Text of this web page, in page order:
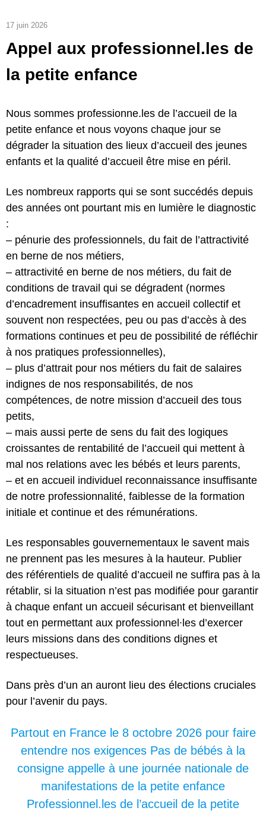
17 juin 2026
Appel aux professionnel.les de
la petite enfance
Nous sommes professionne.les de l’accueil de la
petite enfance et nous voyons chaque jour se
dégrader la situation des lieux d’accueil des jeunes
enfants et la qualité d’accueil être mise en péril.
Les nombreux rapports qui se sont succédés depuis
des années ont pourtant mis en lumière le diagnostic
:
– pénurie des professionnels, du fait de l’attractivité
en berne de nos métiers,
– attractivité en berne de nos métiers, du fait de
conditions de travail qui se dégradent (normes
d’encadrement insuffisantes en accueil collectif et
souvent non respectées, peu ou pas d’accès à des
formations continues et peu de possibilité de réfléchir
à nos pratiques professionnelles),
– plus d’attrait pour nos métiers du fait de salaires
indignes de nos responsabilités, de nos
compétences, de notre mission d’accueil des tous
petits,
– mais aussi perte de sens du fait des logiques
croissantes de rentabilité de l’accueil qui mettent à
mal nos relations avec les bébés et leurs parents,
– et en accueil individuel reconnaissance insuffisante
de notre professionnalité, faiblesse de la formation
initiale et continue et des rémunérations.
Les responsables gouvernementaux le savent mais
ne prennent pas les mesures à la hauteur. Publier
des référentiels de qualité d’accueil ne suffira pas à la
rétablir, si la situation n’est pas modifiée pour garantir
à chaque enfant un accueil sécurisant et bienveillant
tout en permettant aux professionnel∙les d’exercer
leurs missions dans des conditions dignes et
respectueuses.
Dans près d’un an auront lieu des élections cruciales
pour l’avenir du pays.
Partout en France le 8 octobre 2026 pour faire
entendre nos exigences Pas de bébés à la
consigne appelle à une journée nationale de
manifestations de la petite enfance
Professionnel.les de l’accueil de la petite